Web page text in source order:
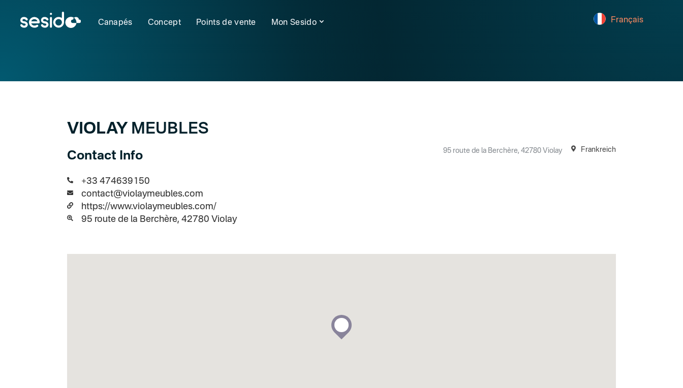
Canapés Concept Points de vente Mon Sesido Français
VIOLAY MEUBLES
Contact Info
+33 474639150
contact@violaymeubles.com
https://www.violaymeubles.com/
95 route de la Berchère, 42780 Violay
Frankreich
95 route de la Berchère, 42780 Violay